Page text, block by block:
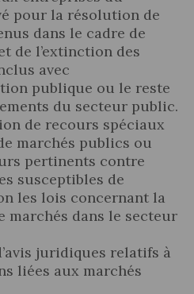
pour la résolution de
dans le cadre de
de l’extinction des
avec
publique ou le reste
du secteur public.
de recours spéciaux
marchés publics ou
pertinents contre
susceptibles de
les lois concernant la
marchés dans le secteur
juridiques relatifs à
liées aux marchés